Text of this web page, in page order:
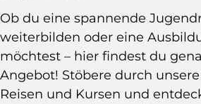
Ob du eine spannende
weiterbilden oder eine
möchtest – hier findest du
Angebot! Stöbere durch
Reisen und Kursen und